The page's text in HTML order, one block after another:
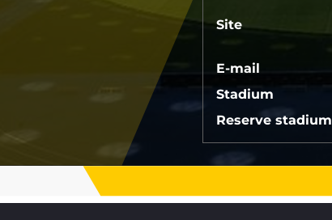
Site
E-mail
Stadium
Reserve stadium